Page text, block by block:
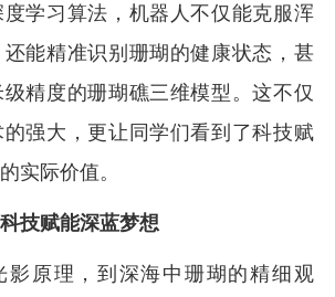
学习算法，机器人不仅能克服浑
能精准识别珊瑚的健康状态，甚
精度的珊瑚礁三维模型。这不仅
强大，更让同学们看到了科技赋
实际价值。
技赋能深蓝梦想
影原理，到深海中珊瑚的精细观